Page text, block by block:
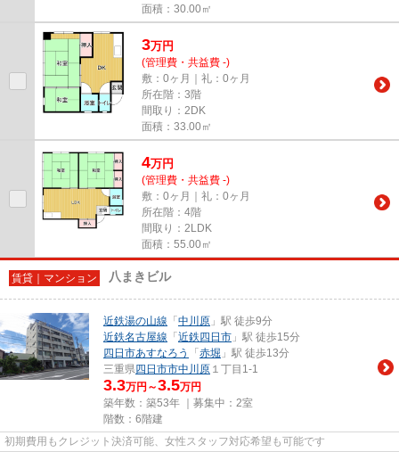
面積：30.00㎡
3万円
(管理費・共益費 -)
敷：0ヶ月｜礼：0ヶ月
所在階：3階
間取り：2DK
面積：33.00㎡
4万円
(管理費・共益費 -)
敷：0ヶ月｜礼：0ヶ月
所在階：4階
間取り：2LDK
面積：55.00㎡
賃貸｜マンション 八まきビル
近鉄湯の山線 「 中川原 」駅 徒歩9分
近鉄名古屋線 「 近鉄四日市 」駅 徒歩15分
四日市あすなろう
「 赤堀 」駅 徒歩13分
三重県四日市市中川原 １丁目1-1
3.3万円～3.5万円
築年数：築53年 ｜募集中： 2室
階数：6階建
初期費用もクレジット決済可能、女性スタッフ対応希望も可能です